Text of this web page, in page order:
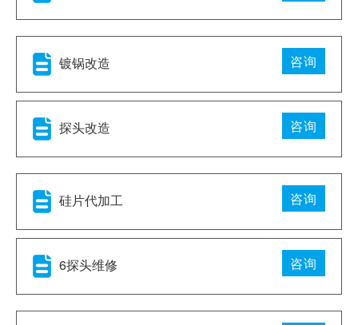
镀锅改造 咨询
探头改造 咨询
硅片代加工 咨询
6探头维修 咨询